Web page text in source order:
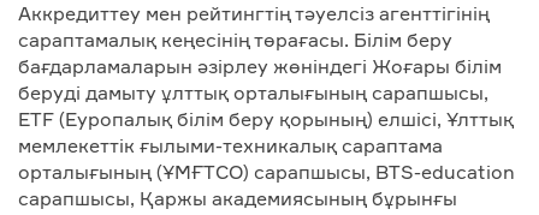
Аккредиттеу мен рейтингтің тәуелсіз агенттігінің
сараптамалық кеңесінің төрағасы. Білім беру
бағдарламаларын әзірлеу жөніндегі Жоғары білім
беруді дамыту ұлттық орталығының сарапшысы,
ETF (Еуропалық білім беру қорының) елшісі, Ұлттық
мемлекеттік ғылыми-техникалық сараптама
орталығының (ҰМҒТСО) сарапшысы, BTS-education
сарапшысы, Қаржы академиясының бұрынғы